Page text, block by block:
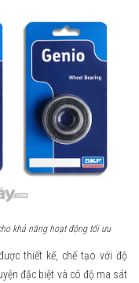
khả năng hoạt động tối ưu
thiết kế, chế tạo với độ
đặc biệt và có độ ma sát